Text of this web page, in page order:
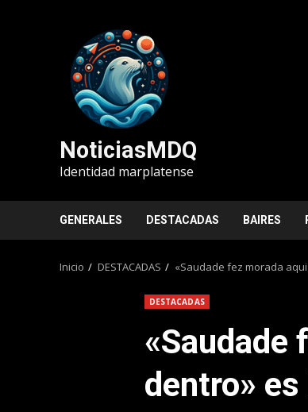
NoticiasMDQ
Identidad marplatense
GENERALES DESTACADAS BAIRES
Inicio DESTACADAS «Saudade fez morada
DESTACADAS
«Saudade
dentro» es